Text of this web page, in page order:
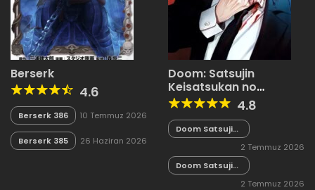
Berserk
4.6
Berserk 386 10 Temmuz 2026
Berserk 385 26 Haziran 2026
Doom: Satsujin
Keisatsukan no
Danzairoku 4.8
Doom Satsujin
Keisatsukan
06.02
2 Temmuz 2026
Doom Satsujin
Keisatsukan
2 Temmuz 2026